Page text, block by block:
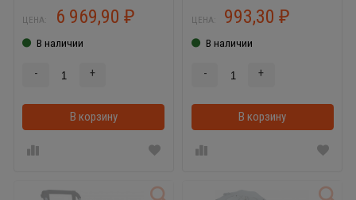
ЦЕНА: 6 969,90 ₽
В наличии
- +
В корзину В корзинке
ЦЕНА: 993,30₽
В наличии
- +
В корзину